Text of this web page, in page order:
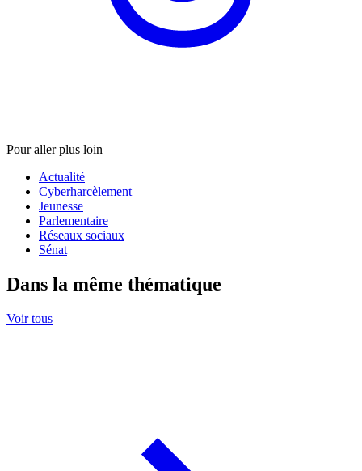
Pour aller plus loin
Actualité
Cyberharcèlement
Jeunesse
Parlementaire
Réseaux sociaux
Sénat
Dans la même thématique
Voir tous